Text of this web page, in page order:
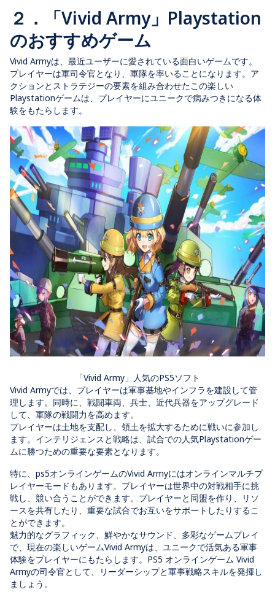
２．「Vivid Army」Playstation
のおすすめゲーム
Vivid Armyは、最近ユーザーに愛されている面白いゲームです。
プレイヤーは軍司令官となり、軍隊を率いることになります。ア
クションとストラテジーの要素を組み合わせたこの楽しい
Playstationゲームは、プレイヤーにユニークで病みつきになる体
験をもたらします。
「Vivid Army」人気のPS5ソフト
Vivid Armyでは、プレイヤーは軍事基地やインフラを建設して管
理します。同時に、戦闘車両、兵士、近代兵器をアップグレード
して、軍隊の戦闘力を高めます。
プレイヤーは土地を支配し、領土を拡大するために戦いに参加し
ます。インテリジェンスと戦略は、試合での人気Playstationゲー
ムに勝つための重要な要素となります。
特に、ps5オンラインゲームのVivid Armyにはオンラインマルチプ
レイヤーモードもあります。プレイヤーは世界中の対戦相手に挑
戦し、競い合うことができます。プレイヤーと同盟を作り、リソ
ースを共有したり、重要な試合でお互いをサポートしたりするこ
とができます。
魅力的なグラフィック、鮮やかなサウンド、多彩なゲームプレイ
で、現在の楽しいゲームVivid Armyは、ユニークで活気ある軍事
体験をプレイヤーにもたらします。PS5 オンラインゲーム Vivid
Armyの司令官として、リーダーシップと軍事戦略スキルを発揮し
ましょう。